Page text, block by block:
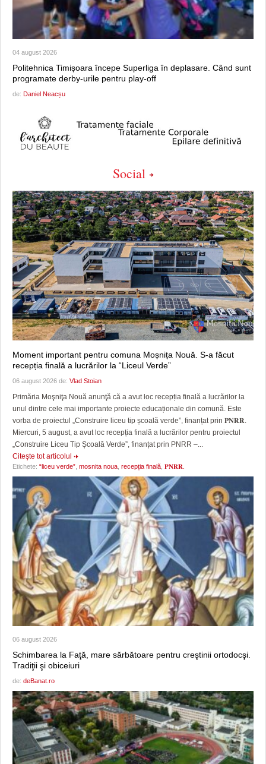
04 august 2026
Politehnica Timișoara începe Superliga în deplasare. Când sunt
programate derby-urile pentru play-off
de: Daniel Neacșu
Social
Moment important pentru comuna Moșnița Nouă. S-a făcut
recepția finală a lucrărilor la “Liceul Verde”
06 august 2026 de: Vlad Stoian
Primăria Moşniţa Nouă anunţă că a avut loc recepția finală a lucrărilor la
unul dintre cele mai importante proiecte educaționale din comună. Este
vorba de proiectul „Construire liceu tip școală verde”, finanțat prin 𝐏𝐍𝐑𝐑.
Miercuri, 5 august, a avut loc recepția finală a lucrărilor pentru proiectul
„Construire Liceu Tip Școală Verde”, finanțat prin PNRR –...
Citeşte tot articolul
Etichete: “liceu verde” mosnita noua recepția finală 𝐏𝐍𝐑𝐑.
06 august 2026
Schimbarea la Faţă, mare sărbătoare pentru creştinii ortodocşi.
Tradiţii şi obiceiuri
de: deBanat.ro